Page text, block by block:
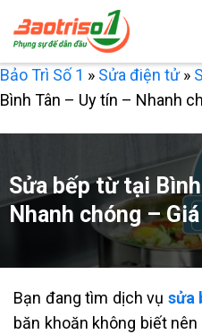
qua
nội
dung
Bảo Trì Số 1 » Sửa điện tử»
Bình Tân – Uy tín – Nhanh
Sửa bếp từ tại
Nhanh chóng –
Bạn đang tìm dịch vụ sửa
băn khoăn không biết